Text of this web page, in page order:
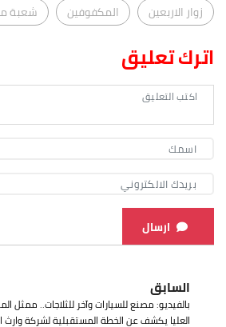
زوار الاربعين
المكفوفين شعبة
اترك تعليق
ارسال
السابق
بالفيديو: مصنع للسيارات وآخر للثلاجات.. ممثل
العليا يكشف عن الخطة المستقبلية لشركة وارث